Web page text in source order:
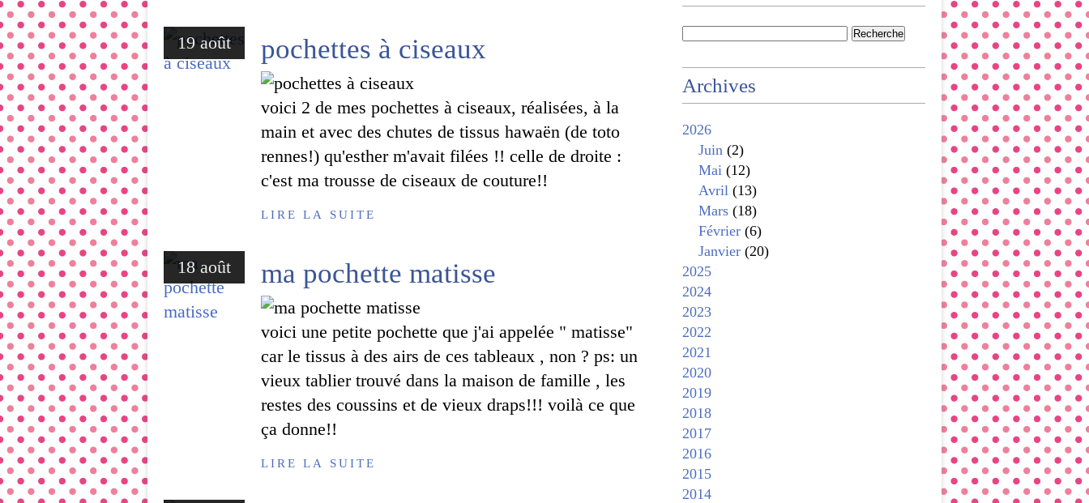
19 août pochettes à ciseaux
voici 2 de mes pochettes à ciseaux, réalisées, à la
main et avec des chutes de tissus hawaën (de toto
rennes!) qu'esther m'avait filées !! celle de droite :
c'est ma trousse de ciseaux de couture!!
LIRE LA SUITE
18 août ma pochette matisse
voici une petite pochette que j'ai appelée " matisse"
car le tissus à des airs de ces tableaux , non ? ps: un
vieux tablier trouvé dans la maison de famille , les
restes des coussins et de vieux draps!!! voilà ce que
ça donne!!
LIRE LA SUITE
Archives
2026
Juin (2)
Mai (12)
Avril (13)
Mars (18)
Février (6)
Janvier (20)
2025
2024
2023
2022
2021
2020
2019
2018
2017
2016
2015
2014